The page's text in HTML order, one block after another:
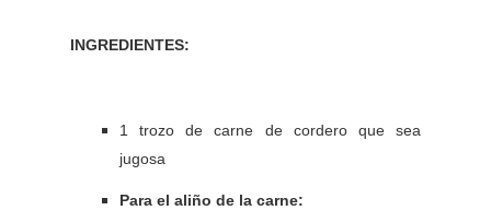
INGREDIENTES:
1 trozo de carne de cordero que sea
jugosa
Para el aliño de la carne: